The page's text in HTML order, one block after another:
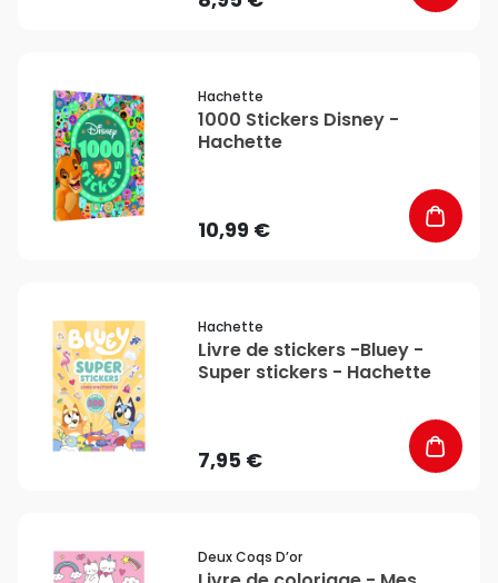
Hachette
1000 Stickers Disney -
Hachette
10,99 €
Hachette
Livre de stickers -Bluey -
Super stickers - Hachette
7,95 €
Deux Coqs D’or